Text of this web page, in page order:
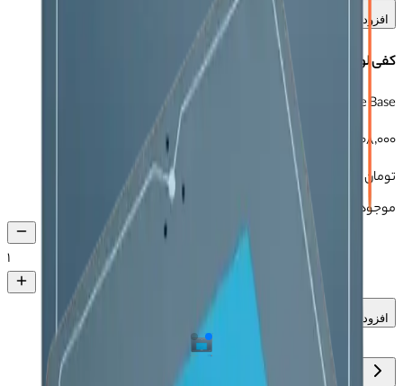
افزودن به علاقه‌مندی‌ها
کفی لوپ KAISI
KAISI Microscope Base
شناسه:
103024197
۵٬۸۰۸٬۰۰۰
تومان
موجود در انبار
۱
افزودن به سبد خرید